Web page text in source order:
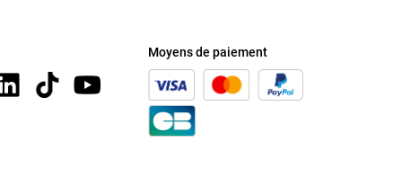
Moyens de paiement